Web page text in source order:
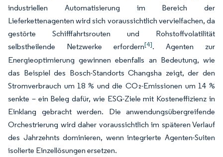
industriellen Automatisierung im Bereich der
Lieferkettenagenten wird sich voraussichtlich vervielfachen, da
gestörte Schifffahrtsrouten und Rohstoffvolatilität
selbstheilende Netzwerke erfordern[4]. Agenten zur
Energieoptimierung gewinnen ebenfalls an Bedeutung, wie
das Beispiel des Bosch-Standorts Changsha zeigt, der den
Stromverbrauch um 18 % und die CO₂-Emissionen um 14 %
senkte – ein Beleg dafür, wie ESG-Ziele mit Kosteneffizienz in
Einklang gebracht werden. Die anwendungsübergreifende
Orchestrierung wird daher voraussichtlich im späteren Verlauf
des Jahrzehnts dominieren, wenn integrierte Agenten-Suiten
isolierte Einzellösungen ersetzen.